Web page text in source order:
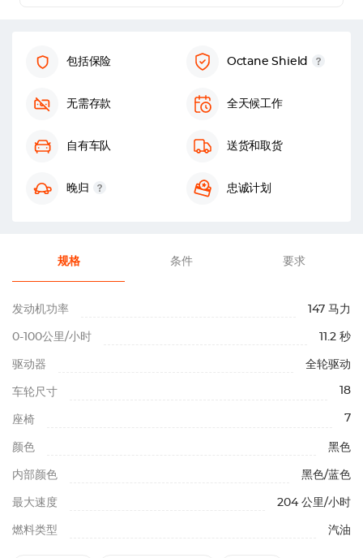
包括保险 Octane Shield
无需存款 全天候工作
自有车队 送货和取货
晚归 忠诚计划
规格 条件 要求
发动机功率 147 马力
0-100公里/小时 11.2 秒
驱动器 全轮驱动
车轮尺寸 18
座椅 7
颜色 黑色
内部颜色 黑色/蓝色
最大速度 204 公里/小时
燃料类型 汽油